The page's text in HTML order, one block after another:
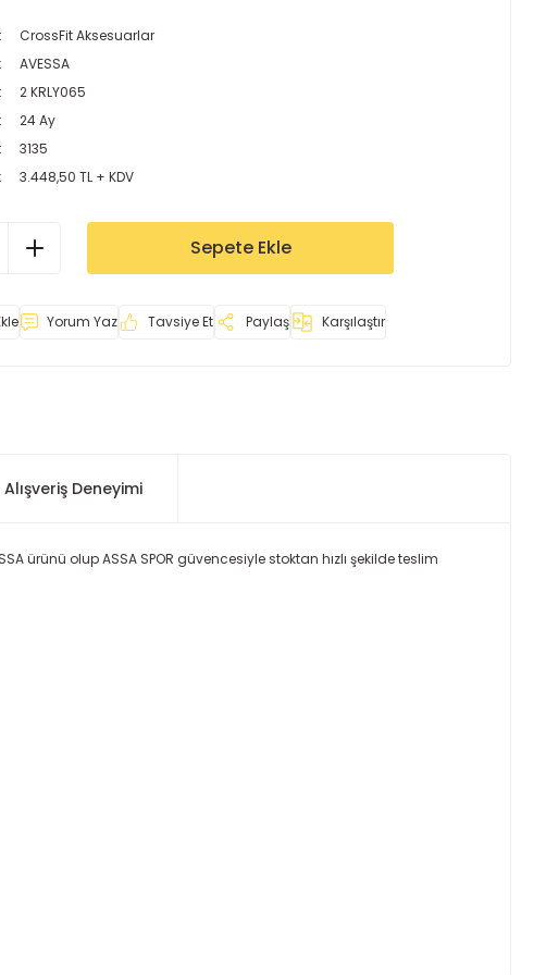
CrossFit Aksesuarlar
AVESSA
2 KRLY065
24 Ay
3135
3.448,50 TL + KDV
Sepete Ekle
Yorum Yaz Tavsiye Et Paylaş Karşılaştır
Alışveriş Deneyimi
ürünü olup ASSA SPOR güvencesiyle stoktan hızlı şekilde teslim